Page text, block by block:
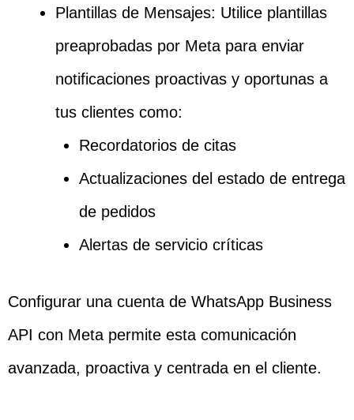
Plantillas de Mensajes: Utilice plantillas
preaprobadas por Meta para enviar
notificaciones proactivas y oportunas a
tus clientes como:
Recordatorios de citas
Actualizaciones del estado de entrega
de pedidos
Alertas de servicio críticas
Configurar una cuenta de WhatsApp Business
API con Meta permite esta comunicación
avanzada, proactiva y centrada en el cliente.